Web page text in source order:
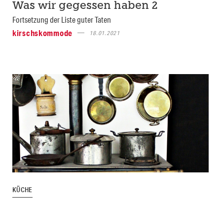
Was wir gegessen haben 2
Fortsetzung der Liste guter Taten
kirschskommode
18.01.2021
KÜCHE